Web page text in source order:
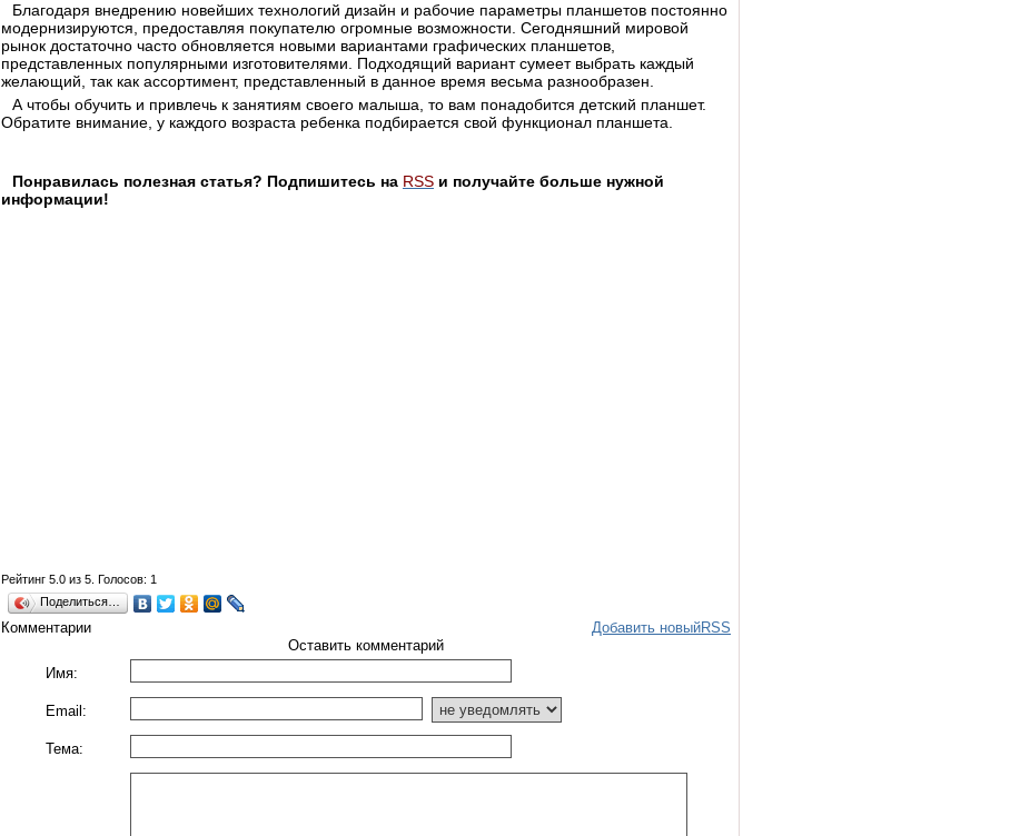
Благодаря внедрению новейших технологий дизайн и рабочие параметры планшетов постоянно
модернизируются, предоставляя покупателю огромные возможности. Сегодняшний мировой
рынок достаточно часто обновляется новыми вариантами графических планшетов,
представленных популярными изготовителями. Подходящий вариант сумеет выбрать каждый
желающий, так как ассортимент, представленный в данное время весьма разнообразен.
А чтобы обучить и привлечь к занятиям своего малыша, то вам понадобится детский планшет.
Обратите внимание, у каждого возраста ребенка подбирается свой функционал планшета.
Понравилась полезная статья? Подпишитесь на RSS и получайте больше нужной
информации!
Рейтинг 5.0 из 5 . Голосов: 1
Поделиться…
Комментарии Добавить новыйRSS
Оставить комментарий
Имя:
Email:
Тема: